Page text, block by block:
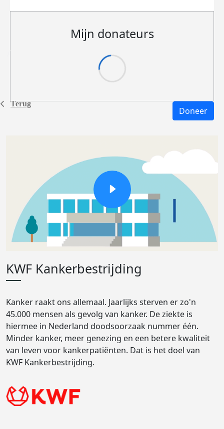
Terug
Mijn donateurs
Doneer
KWF Kankerbestrijding
Kanker raakt ons allemaal. Jaarlijks sterven er zo'n
45.000 mensen als gevolg van kanker. De ziekte is
hiermee in Nederland doodsoorzaak nummer één.
Minder kanker, meer genezing en een betere kwaliteit
van leven voor kankerpatiënten. Dat is het doel van
KWF Kankerbestrijding.